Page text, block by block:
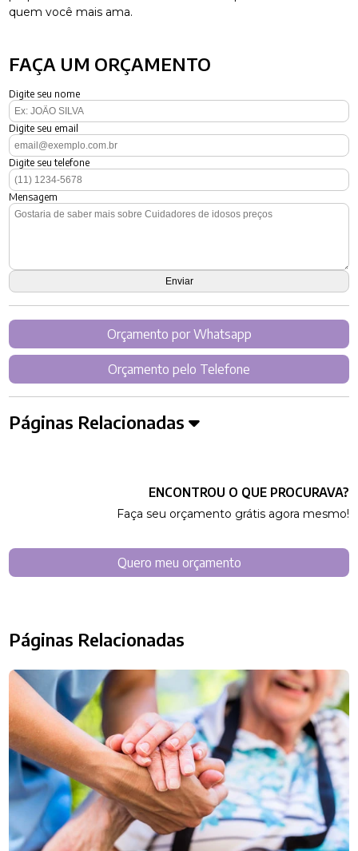
quem você mais ama.
FAÇA UM ORÇAMENTO
Digite seu nome
Digite seu email
Digite seu telefone
Mensagem
Orçamento por Whatsapp
Orçamento pelo Telefone
Páginas Relacionadas
ENCONTROU O QUE PROCURAVA?
Faça seu orçamento grátis agora mesmo!
Quero meu orçamento
Páginas Relacionadas